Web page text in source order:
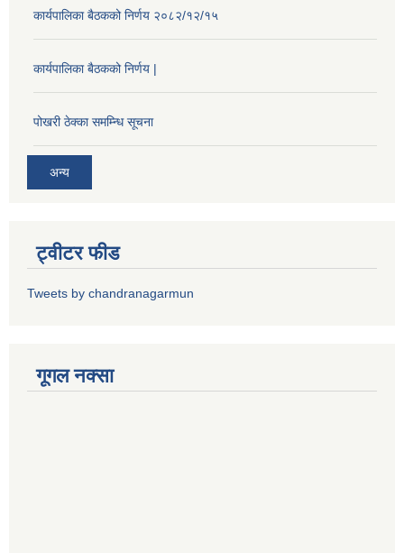
कार्यपालिका बैठकको निर्णय २०८२/१२/१५
कार्यपालिका बैठकको निर्णय |
पोखरी ठेक्का समम्न्धि सूचना
अन्य
ट्वीटर फीड
Tweets by chandranagarmun
गूगल नक्सा